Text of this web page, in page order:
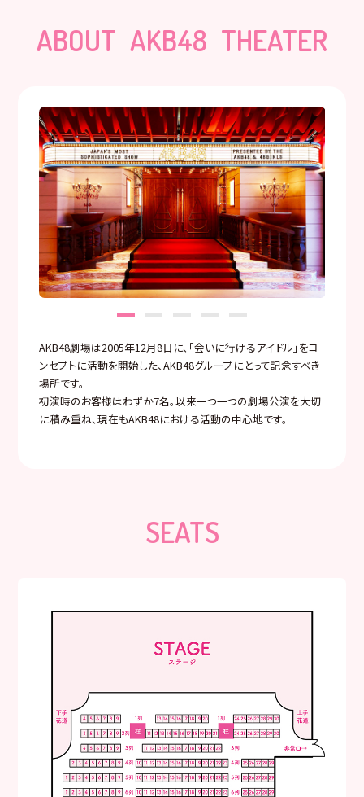
ABOUT AKB48 THEATER
AKB48劇場は2005年12月8日に、「会いに行けるアイドル」をコ
ンセプトに活動を開始した、AKB48グループにとって記念すべき
場所です。
初演時のお客様はわずか7名。以来一つ一つの劇場公演を大切
に積み重ね、現在もAKB48における活動の中心地です。
SEATS